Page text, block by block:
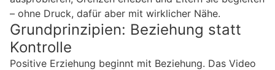
– ohne Druck, dafür aber mit wirklicher Nähe.
Grundprinzipien: Beziehung statt
Kontrolle
Positive Erziehung beginnt mit Beziehung. Das Video